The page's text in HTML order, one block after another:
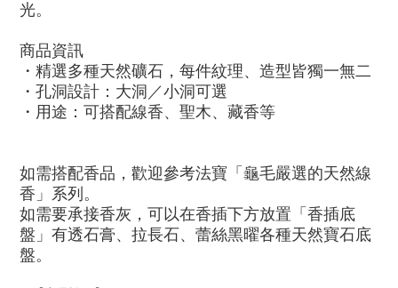
光。
商品資訊
・精選多種天然礦石，每件紋理、造型皆獨一無二
・孔洞設計：大洞／小洞可選
・用途：可搭配線香、聖木、藏香等
如需搭配香品，歡迎參考法寶「龜毛嚴選的天然線
香」系列。
如需要承接香灰，可以在香插下方放置「香插底
盤」有透石膏、拉長石、蕾絲黑曜各種天然寶石底
盤。